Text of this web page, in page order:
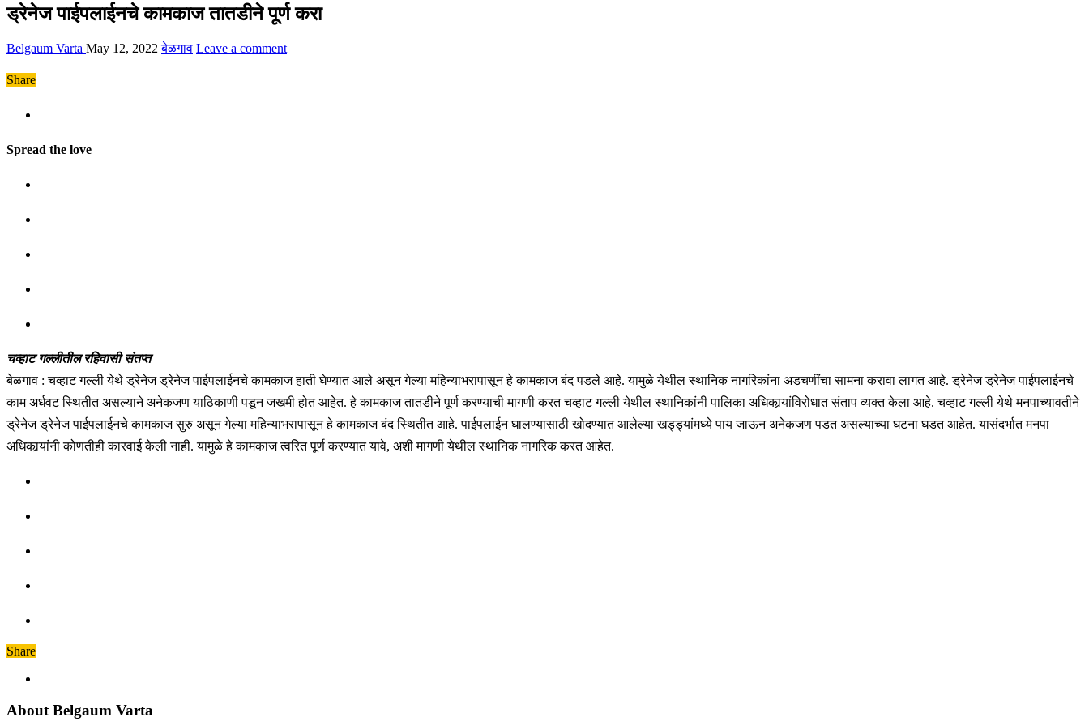
ड्रेनेज पाईपलाईनचे कामकाज तातडीने पूर्ण करा
Belgaum Varta May 12, 2022 बेळगाव Leave a comment
Share
Spread the love
चव्हाट गल्लीतील रहिवासी संतप्त
बेळगाव : चव्हाट गल्ली येथे ड्रेनेज ड्रेनेज पाईपलाईनचे कामकाज हाती घेण्यात आले असून गेल्या महिन्याभरापासून हे कामकाज बंद पडले आहे. यामुळे येथील स्थानिक नागरिकांना अडचणींचा सामना करावा लागत आहे. ड्रेनेज ड्रेनेज पाईपलाईनचे
काम अर्धवट स्थितीत असल्याने अनेकजण याठिकाणी पडून जखमी होत आहेत. हे कामकाज तातडीने पूर्ण करण्याची मागणी करत चव्हाट गल्ली येथील स्थानिकांनी पालिका अधिकार्‍यांविरोधात संताप व्यक्त केला आहे. चव्हाट गल्ली येथे मनपाच्यावतीने
ड्रेनेज ड्रेनेज पाईपलाईनचे कामकाज सुरु असून गेल्या महिन्याभरापासून हे कामकाज बंद स्थितीत आहे. पाईपलाईन घालण्यासाठी खोदण्यात आलेल्या खड्ड्यांमध्ये पाय जाऊन अनेकजण पडत असल्याच्या घटना घडत आहेत. यासंदर्भात मनपा
अधिकार्‍यांनी कोणतीही कारवाई केली नाही. यामुळे हे कामकाज त्वरित पूर्ण करण्यात यावे, अशी मागणी येथील स्थानिक नागरिक करत आहेत.
Share
About Belgaum Varta